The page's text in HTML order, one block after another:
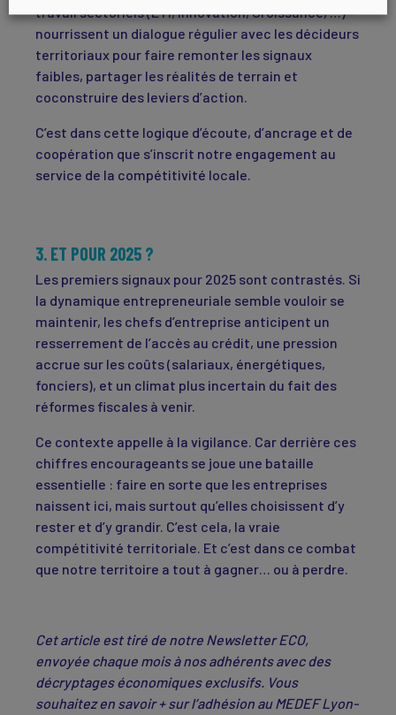
travail sectoriels (ETI, Innovation, Croissance, …)—
nourrissent un dialogue régulier avec les décideurs
territoriaux pour faire remonter les signaux
faibles, partager les réalités de terrain et
coconstruire des leviers d’action.
C’est dans cette logique d’écoute, d’ancrage et de
coopération que s’inscrit notre engagement au
service de la compétitivité locale.
3. ET POUR 2025 ?
Les premiers signaux pour 2025 sont contrastés. Si
la dynamique entrepreneuriale semble vouloir se
maintenir, les chefs d’entreprise anticipent un
resserrement de l’accès au crédit, une pression
accrue sur les coûts (salariaux, énergétiques,
fonciers), et un climat plus incertain du fait des
réformes fiscales à venir.
Ce contexte appelle à la vigilance. Car derrière ces
chiffres encourageants se joue une bataille
essentielle : faire en sorte que les entreprises
naissent ici, mais surtout qu’elles choisissent d’y
rester et d’y grandir. C’est cela, la vraie
compétitivité territoriale. Et c’est dans ce combat
que notre territoire a tout à gagner… ou à perdre.
Cet article est tiré de notre Newsletter ECO,
envoyée chaque mois à nos adhérents avec des
décryptages économiques exclusifs. Vous
souhaitez en savoir + sur l’adhésion au MEDEF Lyon-